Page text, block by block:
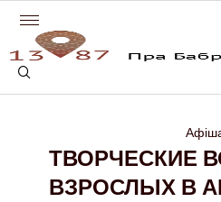
ТВОРЧЕСКИЕ
ВЗРОСЛЫХ В